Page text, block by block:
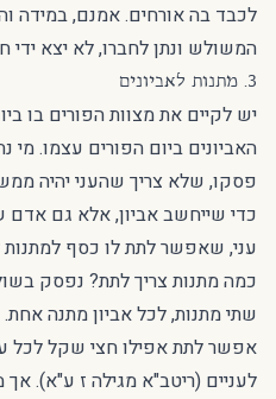
לכבד בה אורחים. אמנם, במידה
המשולש ונתן לחברו, לא יצא ידי
3. מתנות לאביונים
יש לקיים את מצוות הפורים בו
האביונים ביום הפורים עצמו. מי
פסקו, שלא צריך שהעני יהיה
כדי שייחשב אביון, אלא גם אדם
עני, שאפשר לתת לו כסף למתנות
כמה מתנות צריך לתת? נפסק
שתי מתנות, לכל אביון מתנה
אפשר לתת אפילו חצי שקל לכל
לעניים (ריטב"א מגילה ז ע"א).